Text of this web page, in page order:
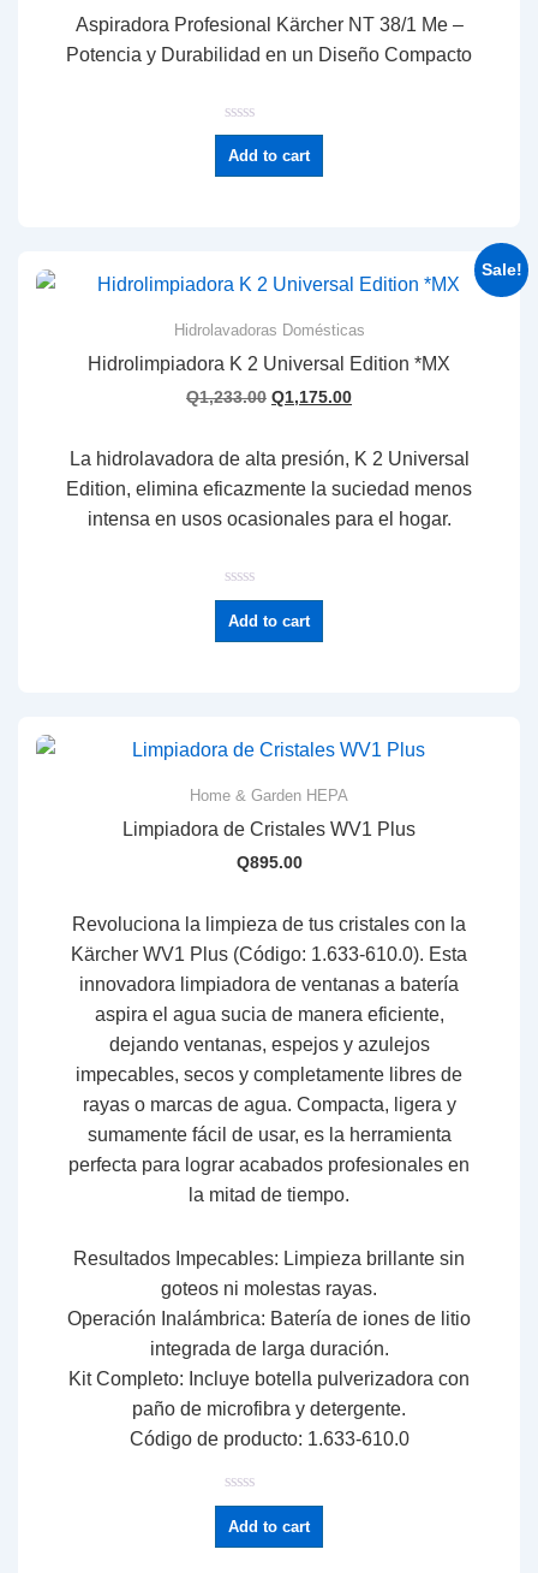
Aspiradora Profesional Kärcher NT 38/1 Me –
Potencia y Durabilidad en un Diseño Compacto
R
a
t
e
o
f
Add to cart
Sale!
Hidrolavadoras Domésticas
Hidrolimpiadora K 2 Universal Edition *MX
Q1,233.00 Q1,175.00
La hidrolavadora de alta presión, K 2 Universal
Edition, elimina eficazmente la suciedad menos
intensa en usos ocasionales para el hogar.
R
a
t
e
f
Add to cart
Home & Garden HEPA
Limpiadora de Cristales WV1 Plus
Q895.00
Revoluciona la limpieza de tus cristales con la
Kärcher WV1 Plus (Código: 1.633-610.0). Esta
innovadora limpiadora de ventanas a batería
aspira el agua sucia de manera eficiente,
dejando ventanas, espejos y azulejos
impecables, secos y completamente libres de
rayas o marcas de agua. Compacta, ligera y
sumamente fácil de usar, es la herramienta
perfecta para lograr acabados profesionales en
la mitad de tiempo.
Resultados Impecables: Limpieza brillante sin
goteos ni molestas rayas.
Operación Inalámbrica: Batería de iones de litio
integrada de larga duración.
Kit Completo: Incluye botella pulverizadora con
paño de microfibra y detergente.
Código de producto: 1.633-610.0
R
a
t
e
Add to cart